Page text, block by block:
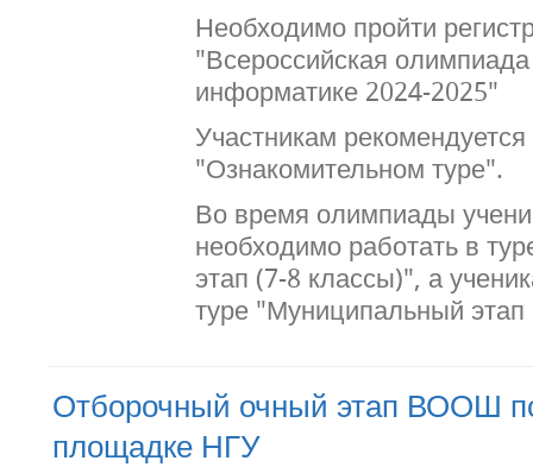
Необходимо пройти
"Всероссийская
информатике 2024-2025"
Участникам
"Ознакомительном туре".
Во время олимпиады
необходимо работать в
этап (7-8 классы)", а
туре "Муниципальный
Отборочный очный этап ВООШ
площадке НГУ